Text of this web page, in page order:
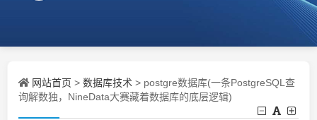
网站首页 > 数据库技术 > postgre数据库(一条PostgreSQL查
询解数独，NineData大赛藏着数据库的底层逻辑)